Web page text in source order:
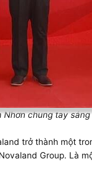
Nhơn chung tay sáng
trở thành một
Group. Là